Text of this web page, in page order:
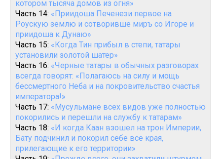
котором тысяча домов из огня»
Часть 14: «Приидоша Печенези первое на
Роускую землю и сотворивше миръ со Игоре и
приидоша к Дунаю»
Часть 15: «Когда Тин прибыл в степи, татары
установили золотой шатер»
Часть 16: «Черные татары в обычных разговорах
всегда говорят: «Полагаюсь на силу и мощь
бессмертного Неба и на покровительство счастья
императора!»
Часть 17: «Мусульмане всех видов уже полностью
покорились и перешли на службу к татарам»
Часть 18: «И когда Каан взошел на трон Империи,
Бату подчинил и покорил себе все края,
прилегающие к его территории»